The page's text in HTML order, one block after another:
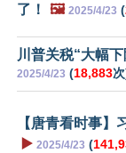
了！
🖼️ 2025/4/23 (
川普关税“大幅
2025/4/23 (18,883
【唐青看时事】
▶️ 2025/4/23 (